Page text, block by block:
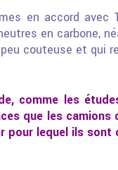
en accord avec
en carbone,
couteuse et qui
comme les
que les camions
pour lequel ils sont